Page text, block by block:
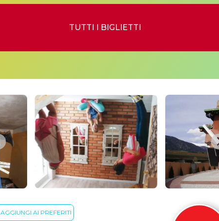
TUTTI I BIGLIETTI
AGGIUNGI AI PREFERITI